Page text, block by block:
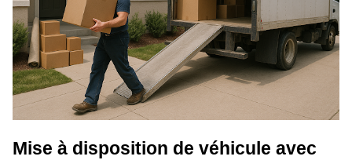
Mise à disposition de véhicule avec